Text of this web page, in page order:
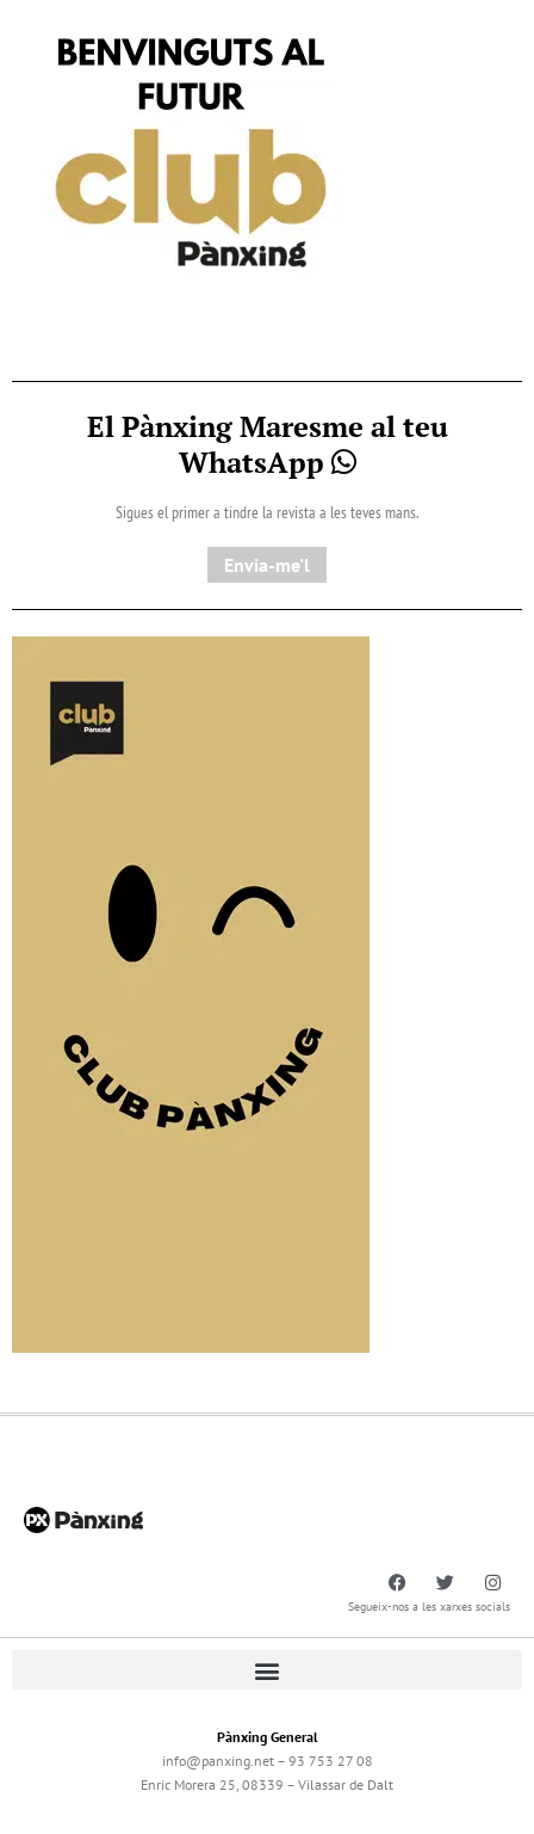
El Pànxing Maresme al teu
WhatsApp
Sigues el primer a tindre la revista a les teves mans.
Envia-me'l
Segueix-nos a les xarxes socials
Pànxing General
info@panxing.net – 93 753 27 08
Enric Morera 25, 08339 – Vilassar de Dalt